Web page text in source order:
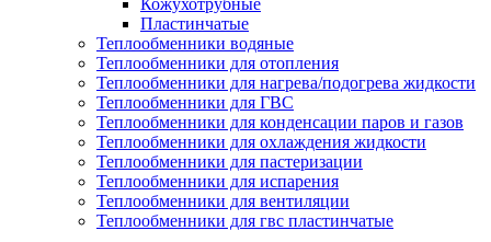
Кожухотрубные
Пластинчатые
Теплообменники водяные
Теплообменники для отопления
Теплообменники для нагрева/подогрева жидкости
Теплообменники для ГВС
Теплообменники для конденсации паров и газов
Теплообменники для охлаждения жидкости
Теплообменники для пастеризации
Теплообменники для испарения
Теплообменники для вентиляции
Теплообменники для гвс пластинчатые